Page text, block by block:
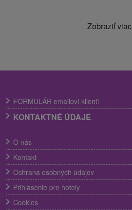
Zobraziť viac
FORMULÁR emailoví klienti
KONTAKTNÉ ÚDAJE
O nás
Kontakt
Ochrana osobných údajov
Prihlásenie pre hotely
Cookies